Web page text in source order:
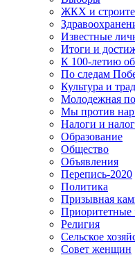
ЖКХ и
Известные
Итоги и
К 100-летию
По следам
Культура и
Молодежная
Мы против
Налоги и
Образование
Общество
Объявления
Перепись-2020
Политика
Призывная
Приоритетные
Религия
Сельское
Совет женщин